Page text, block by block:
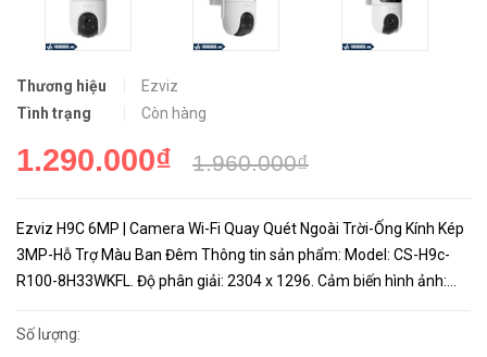
Thương hiệu
Ezviz
Tình trạng
Còn hàng
1.290.000₫ 1.960.000₫
Ezviz H9C 6MP | Camera Wi-Fi Quay Quét Ngoài Trời-Ống Kính Kép
3MP-Hỗ Trợ Màu Ban Đêm Thông tin sản phẩm: Model: CS-H9c-
R100-8H33WKFL. Độ phân giải: 2304 x 1296. Cảm biến hình ảnh:
chỉn...
Số lượng: